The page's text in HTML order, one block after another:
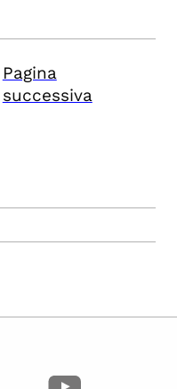
Pagina
successiva